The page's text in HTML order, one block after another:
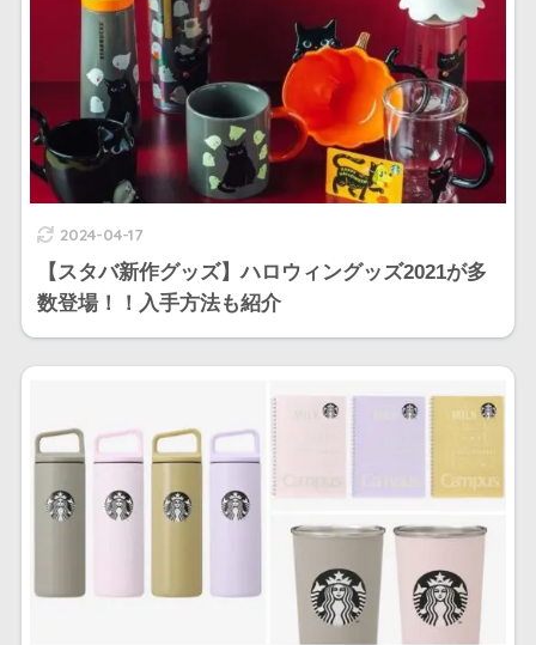
2024-04-17
【スタバ新作グッズ】ハロウィングッズ2021が多
数登場！！入手方法も紹介